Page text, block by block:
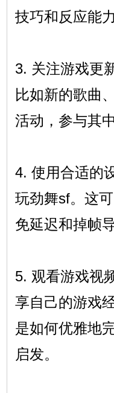
技巧和反应能力
3. 关注游戏更
比如新的歌曲
活动，参与其
4. 使用合适的
玩劲舞sf。这
免延迟和掉帧
5. 观看游戏视
享自己的游戏
是如何优雅地
启发。